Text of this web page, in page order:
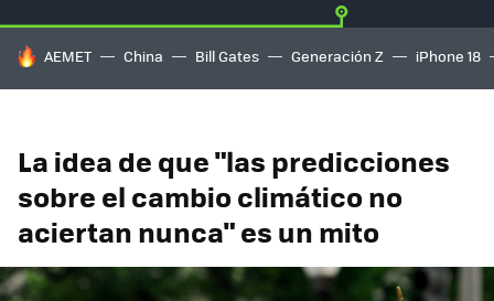
HOY SE HABLA DE
AEMET China Bill Gates Generación Z iPhone 18
La idea de que "las predicciones
sobre el cambio climático no
aciertan nunca" es un mito